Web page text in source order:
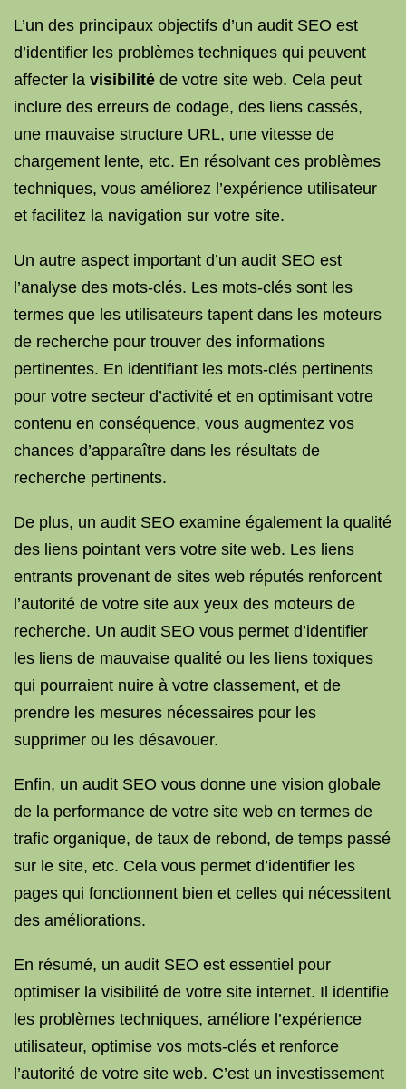
L’un des principaux objectifs d’un audit SEO est
d’identifier les problèmes techniques qui peuvent
affecter la visibilité de votre site web. Cela peut
inclure des erreurs de codage, des liens cassés,
une mauvaise structure URL, une vitesse de
chargement lente, etc. En résolvant ces problèmes
techniques, vous améliorez l’expérience utilisateur
et facilitez la navigation sur votre site.
Un autre aspect important d’un audit SEO est
l’analyse des mots-clés. Les mots-clés sont les
termes que les utilisateurs tapent dans les moteurs
de recherche pour trouver des informations
pertinentes. En identifiant les mots-clés pertinents
pour votre secteur d’activité et en optimisant votre
contenu en conséquence, vous augmentez vos
chances d’apparaître dans les résultats de
recherche pertinents.
De plus, un audit SEO examine également la qualité
des liens pointant vers votre site web. Les liens
entrants provenant de sites web réputés renforcent
l’autorité de votre site aux yeux des moteurs de
recherche. Un audit SEO vous permet d’identifier
les liens de mauvaise qualité ou les liens toxiques
qui pourraient nuire à votre classement, et de
prendre les mesures nécessaires pour les
supprimer ou les désavouer.
Enfin, un audit SEO vous donne une vision globale
de la performance de votre site web en termes de
trafic organique, de taux de rebond, de temps passé
sur le site, etc. Cela vous permet d’identifier les
pages qui fonctionnent bien et celles qui nécessitent
des améliorations.
En résumé, un audit SEO est essentiel pour
optimiser la visibilité de votre site internet. Il identifie
les problèmes techniques, améliore l’expérience
utilisateur, optimise vos mots-clés et renforce
l’autorité de votre site web. C’est un investissement